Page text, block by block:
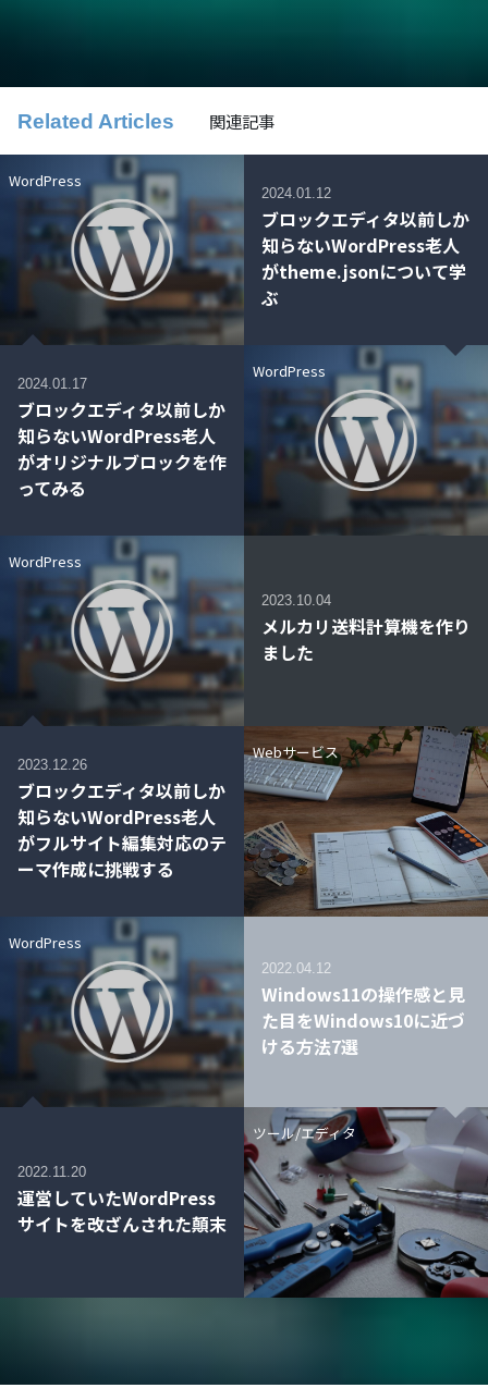
Related Articles 関連記事
WordPress
2024.01.17
ブロックエディタ以前しか
知らないWordPress老人
がオリジナルブロックを作
ってみる
WordPress
2024.01.12
ブロックエディタ以前しか
知らないWordPress老人
がtheme.jsonについて学
ぶ
WordPress
2023.12.26
ブロックエディタ以前しか
知らないWordPress老人
がフルサイト編集対応のテ
ーマ作成に挑戦する
Webサービス
2023.10.04
メルカリ送料計算機を作り
ました
WordPress
2022.11.20
運営していたWordPress
サイトを改ざんされた顛末
ツール/エディタ
2022.04.12
Windows11の操作感と見
た目をWindows10に近づ
ける方法7選